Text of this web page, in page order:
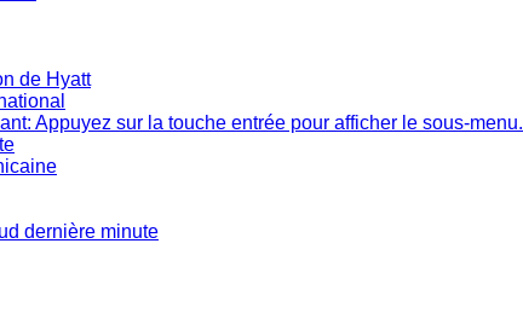
de Hyatt
Appuyez sur la touche entrée pour afficher le sous-menu.
dernière minute